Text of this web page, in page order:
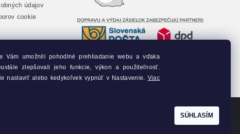
údajov
cookie
Vám umožnili pohodlné prehliadanie webu a vďaka
zlepšovali jeho funkcie, výkon a použiteľnosť.
nastaviť alebo kedykoľvek vypnúť v Nastavenie. Viac
SÚHLASÍM